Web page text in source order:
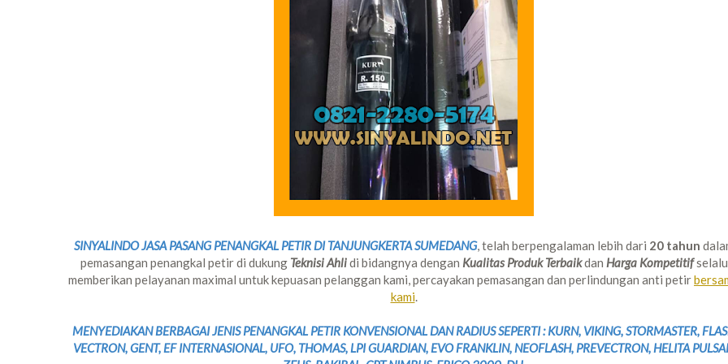
SINYALINDO JASA PASANG PENANGKAL PETIR DI TANJUNGKERTA SUMEDANG, telah berpengalaman lebih dari 20 tahun
pemasangan penangkal petir di dukung Teknisi Ahlidi bidangnya dengan Kualitas Produk Terbaikdan Harga Kompetitifselalu
memberikan pelayanan maximal untuk kepuasan pelanggan kami, percayakan pemasangan dan perlindungan anti petir
kami.
MENYEDIAKAN BERBAGAI JENIS PENANGKAL PETIR KONVENSIONAL DAN RADIUS SEPERTI : KURN, VIKING, STORMASTER,
VECTRON, GENT, EF INTERNASIONAL, UFO, THOMAS, LPI GUARDIAN, EVO FRANKLIN, NEOFLASH, PREVECTRON, HELITA